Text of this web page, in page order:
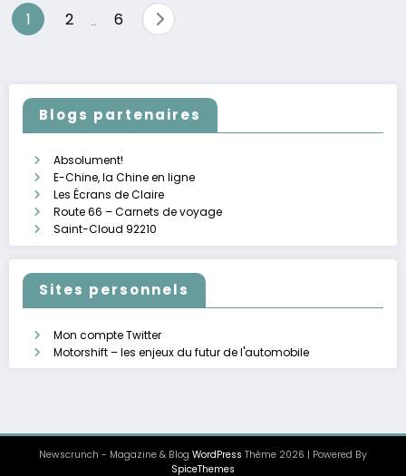
Pagination
1 2 6
Blogs partenaires
Absolument!
E-Chine, la Chine en ligne
Les Écrans de Claire
Route 66 – Carnets de voyage
Saint-Cloud 92210
Sites personnels
Mon compte Twitter
Motorshift – les enjeux du futur de l'automobile
Newscrunch - Magazine & Blog WordPress Thème 2026 | Powered By
SpiceThemes